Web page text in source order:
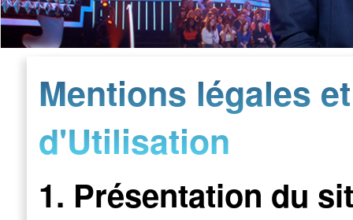
Mentions légales
d'Utilisation
1. Présentation du